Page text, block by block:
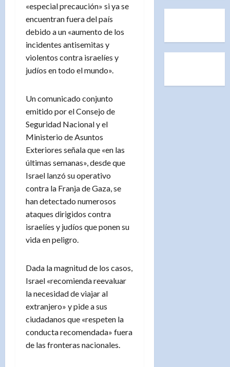
«especial precaución» si ya se
encuentran fuera del país
debido a un «aumento de los
incidentes antisemitas y
violentos contra israelíes y
judíos en todo el mundo».
Un comunicado conjunto
emitido por el Consejo de
Seguridad Nacional y el
Ministerio de Asuntos
Exteriores señala que «en las
últimas semanas», desde que
Israel lanzó su operativo
contra la Franja de Gaza, se
han detectado numerosos
ataques dirigidos contra
israelíes y judíos que ponen su
vida en peligro.
Dada la magnitud de los casos,
Israel «recomienda reevaluar
la necesidad de viajar al
extranjero» y pide a sus
ciudadanos que «respeten la
conducta recomendada» fuera
de las fronteras nacionales.